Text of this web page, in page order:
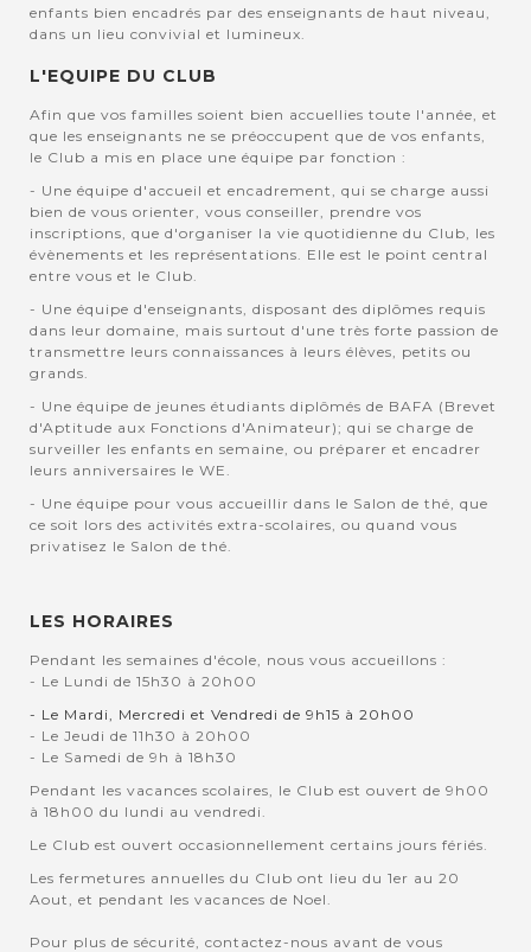
enfants bien encadrés par des enseignants de haut niveau,
dans un lieu convivial et lumineux.
L'EQUIPE DU CLUB
Afin que vos familles soient bien accuellies toute l'année, et
que les enseignants ne se préoccupent que de vos enfants,
le Club a mis en place une équipe par fonction :
- Une équipe d'accueil et encadrement, qui se charge aussi
bien de vous orienter, vous conseiller, prendre vos
inscriptions, que d'organiser la vie quotidienne du Club, les
évènements et les représentations. Elle est le point central
entre vous et le Club.
- Une équipe d'enseignants, disposant des diplômes requis
dans leur domaine, mais surtout d'une très forte passion de
transmettre leurs connaissances à leurs élèves, petits ou
grands.
- Une équipe de jeunes étudiants diplômés de BAFA (Brevet
d'Aptitude aux Fonctions d'Animateur); qui se charge de
surveiller les enfants en semaine, ou préparer et encadrer
leurs anniversaires le WE.
- Une équipe pour vous accueillir dans le Salon de thé, que
ce soit lors des activités extra-scolaires, ou quand vous
privatisez le Salon de thé.
LES HORAIRES
Pendant les semaines d'école, nous vous accueillons :
- Le Lundi de 15h30 à 20h00
- Le Mardi, Mercredi et Vendredi de 9h15 à 20h00
- Le Jeudi de 11h30 à 20h00
- Le Samedi de 9h à 18h30
Pendant les vacances scolaires, le Club est ouvert de 9h00
à 18h00 du lundi au vendredi.
Le Club est ouvert occasionnellement certains jours fériés.
Les fermetures annuelles du Club ont lieu du 1er au 20
Aout, et pendant les vacances de Noel.
Pour plus de sécurité, contactez-nous avant de vous